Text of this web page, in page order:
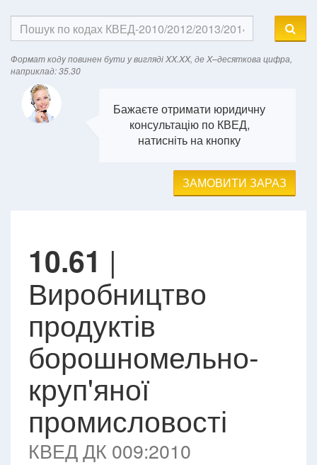
Формат кодy повинен бути у вигляді XX.XX, де X–десяткова цифра,
наприклад: 35.30
Бажаєте отримати юридичну
консультацію по КВЕД,
натисніть на кнопку
ЗАМОВИТИ ЗАРАЗ
10.61 |
Виробництво
продуктів
борошномельно-
круп'яної
промисловості
КВЕД ДК 009:2010